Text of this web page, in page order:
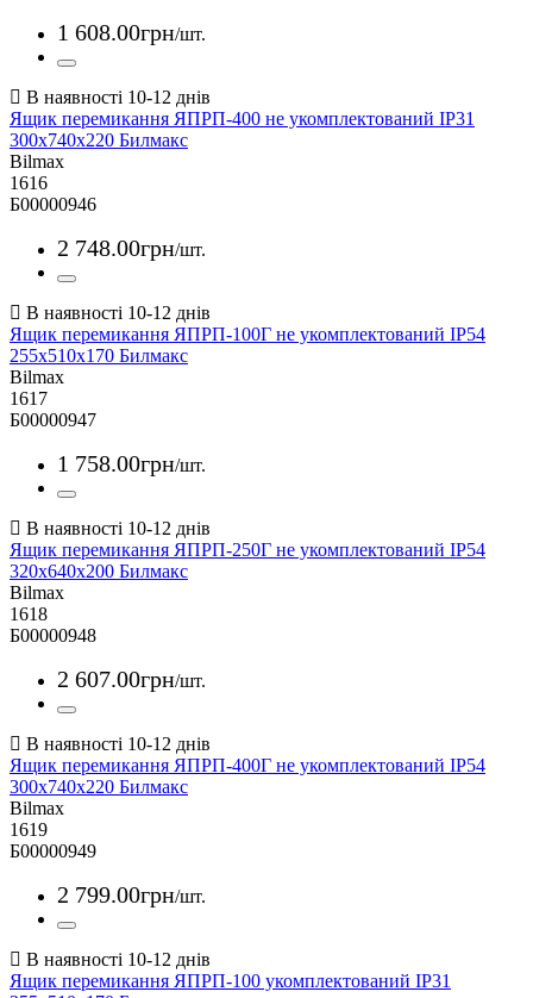
1 608.00грн/шт.
Ящик перемикання ЯПРП-400 не укомплектований IP31
300х740х220 Билмакс
Bilmax
1616
Б00000946
2 748.00грн/шт.
Ящик перемикання ЯПРП-100Г не укомплектований IP54
255х510х170 Билмакс
Bilmax
1617
Б00000947
1 758.00грн/шт.
Ящик перемикання ЯПРП-250Г не укомплектований IP54
320х640х200 Билмакс
Bilmax
1618
Б00000948
2 607.00грн/шт.
Ящик перемикання ЯПРП-400Г не укомплектований IP54
300х740х220 Билмакс
Bilmax
1619
Б00000949
2 799.00грн/шт.
Ящик перемикання ЯПРП-100 укомплектований IP31